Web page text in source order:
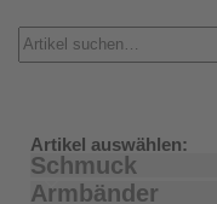
Artikel auswählen:
Schmuck
Armbänder